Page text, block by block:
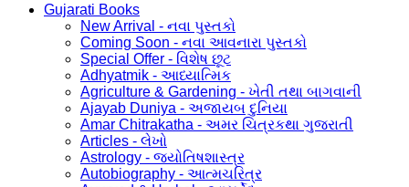
Gujarati Books
New Arrival - નવા પુસ્તકો
Coming Soon - નવા આવનારા પુસ્તકો
Special Offer - વિશેષ છૂટ
Adhyatmik - આધ્યાત્મિક
Agriculture & Gardening - ખેતી તથા બાગવાની
Ajayab Duniya - અજાયબ દુનિયા
Amar Chitrakatha - અમર ચિત્રકથા ગુજરાતી
Articles - લેખો
Astrology - જ્યોતિષશાસ્ત્ર
Autobiography - આત્મચરિત્ર